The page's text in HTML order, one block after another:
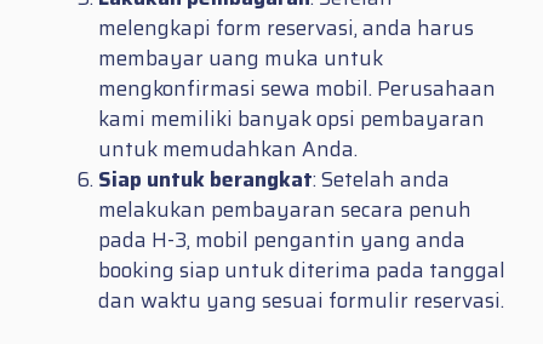
melengkapi form reservasi, anda harus
membayar uang muka untuk
mengkonfirmasi sewa mobil. Perusahaan
kami memiliki banyak opsi pembayaran
untuk memudahkan Anda.
Siap untuk berangkat: Setelah anda
melakukan pembayaran secara penuh
pada H-3, mobil pengantin yang anda
booking siap untuk diterima pada tanggal
dan waktu yang sesuai formulir reservasi.